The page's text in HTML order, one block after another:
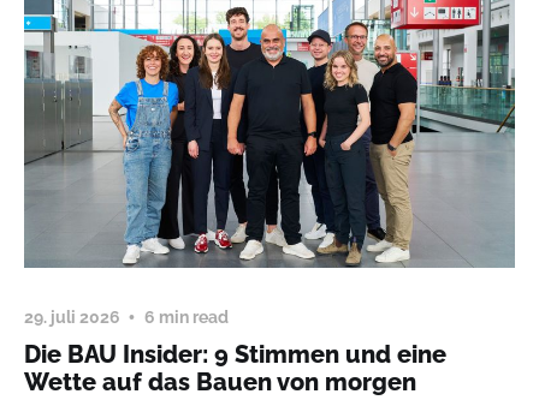
29. juli 2026 6 min read
Die BAU Insider: 9 Stimmen und eine
Wette auf das Bauen von morgen